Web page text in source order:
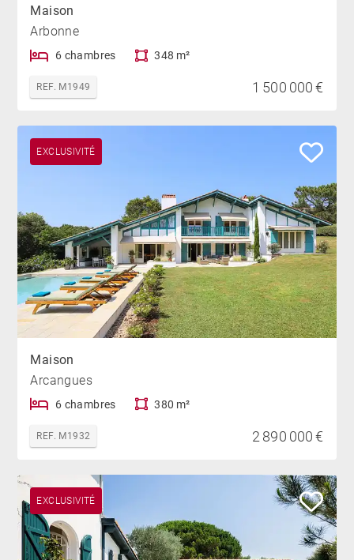
Maison
Arbonne
6 chambres 348 m²
REF. M1949 1 500 000 €
EXCLUSIVITÉ
Maison
Arcangues
6 chambres 380 m²
REF. M1932 2 890 000 €
EXCLUSIVITÉ